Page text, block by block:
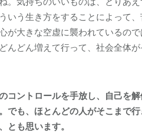
いう生き方をすることによって
大きな空虚に襲われているので
んどん増えて行って、社会全体
コントロールを手放し、自己を
でも、ほとんどの人がそこまで
も思います。